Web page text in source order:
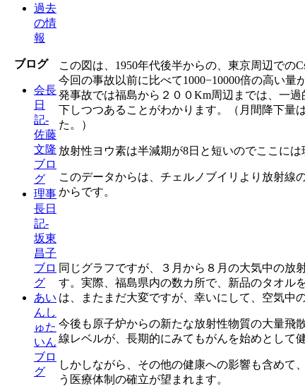
過去
の情
報
ブログ
会長
日
記-
佐藤
文隆
ブロ
グ
理事
長日
記-
坂東
昌子
ブロ
グ
あい
んし
ゅた
いん
ブロ
グ
この図は、1950年代後半からの、東京周辺での
今回の事故以前に比べて1000−10000倍の高い
発事故では福島から２００Km周辺までは、一
下しつつあることがわかります。（月間降下量
た。）
放射性ヨウ素は半減期が8日と短いのでここに
このデータからは、チェルノブイリより放射線
からです。
同じグラフですが、３月から８月の大気中の放
す。実際、福島県内の数カ所で、新品のタオル
は、またまだ大変ですが、幸いにして、空気中
今後も原子炉からの新たな放射性物質の大量飛
線レベルが、長期的にみてもがんを始めとして
しかしながら、その他の健康への影響も含めて
う医療体制の確立が望まれます。